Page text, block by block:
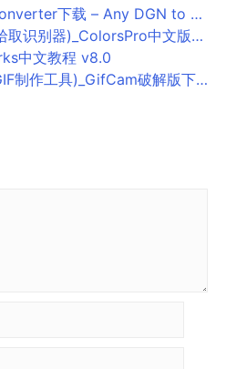
to DWG Converter DGN转DWG工具 2020.0 破解版
识别器)_ColorsPro中文版下载
中文教程 v8.0
制作工具)_GifCam破解版下载